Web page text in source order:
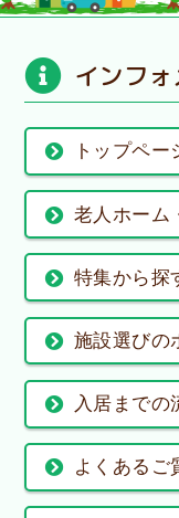
インフ
トップペー
老人ホーム
特集から探
施設選びの
入居までの
よくあるご